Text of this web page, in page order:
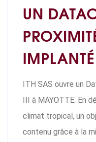
UN
ITH SAS ouvre un
III à MAYOTTE. En
climat tropical, un
contenu grâce à la